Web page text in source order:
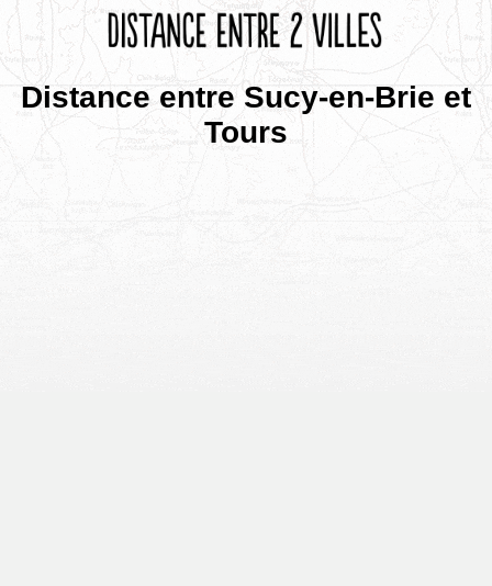
Distance entre Sucy-en-Brie et
Tours